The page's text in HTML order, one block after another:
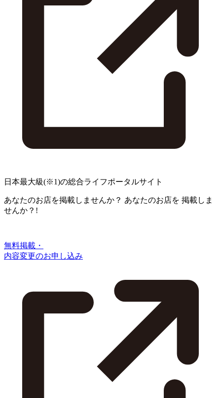
日本最大級(※1)の総合ライフポータルサイト
あなたのお店を掲載しませんか？ あなたのお店を 掲載しま
せんか？!
無料掲載・
内容変更のお申し込み